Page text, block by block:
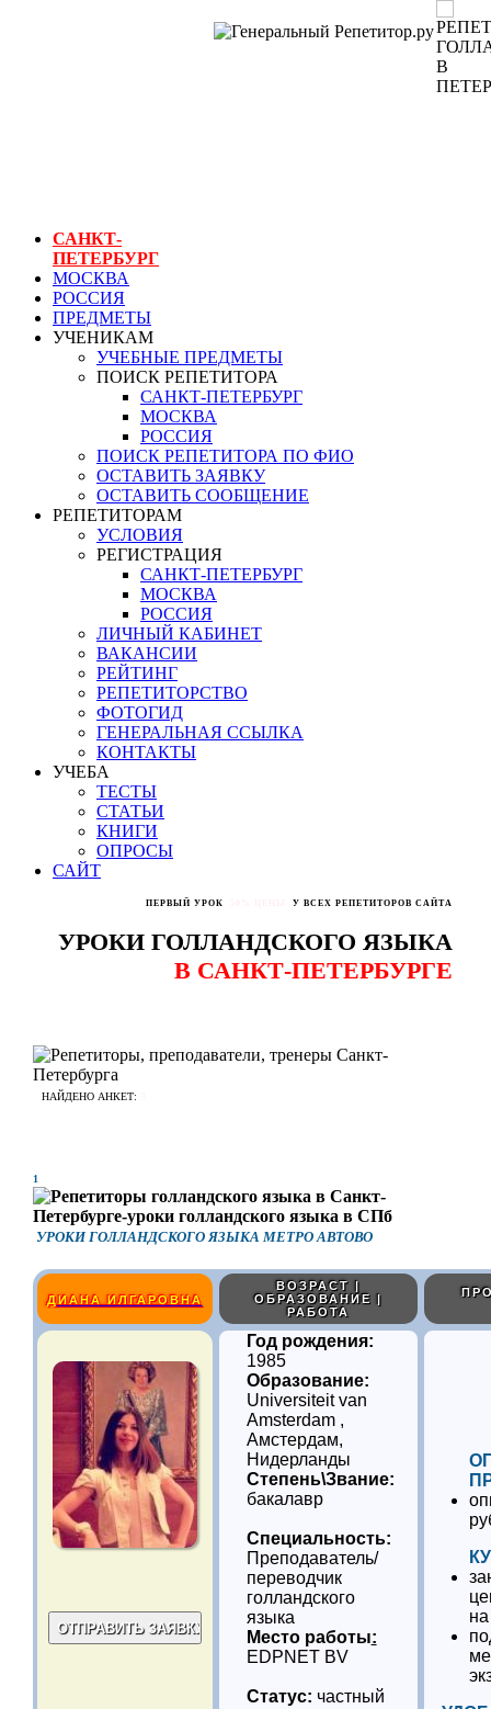
САНКТ-
ПЕТЕРБУРГ
МОСКВА
РОССИЯ
ПРЕДМЕТЫ
УЧЕНИКАМ
УЧЕБНЫЕ ПРЕДМЕТЫ
ПОИСК РЕПЕТИТОРА
САНКТ-ПЕТЕРБУРГ
МОСКВА
РОССИЯ
ПОИСК РЕПЕТИТОРА ПО ФИО
ОСТАВИТЬ ЗАЯВКУ
ОСТАВИТЬ СООБЩЕНИЕ
РЕПЕТИТОРАМ
УСЛОВИЯ
РЕГИСТРАЦИЯ
САНКТ-ПЕТЕРБУРГ
МОСКВА
РОССИЯ
ЛИЧНЫЙ КАБИНЕТ
ВАКАНСИИ
РЕЙТИНГ
РЕПЕТИТОРСТВО
ФОТОГИД
ГЕНЕРАЛЬНАЯ ССЫЛКА
КОНТАКТЫ
УЧЕБА
ТЕСТЫ
СТАТЬИ
КНИГИ
ОПРОСЫ
САЙТ
ПЕРВЫЙ УРОК У ВСЕХ РЕПЕТИТОРОВ САЙТА
УРОКИ ГОЛЛАНДСКОГО ЯЗЫКА
В САНКТ-ПЕТЕРБУРГЕ
НАЙДЕНО АНКЕТ:
1
УРОКИ ГОЛЛАНДСКОГО ЯЗЫКА МЕТРО АВТОВО
ДИАНА ИЛГАРОВНА
ВОЗРАСТ |
ОБРАЗОВАНИЕ |
РАБОТА
Год рождения:
1985
Образование:
Universiteit van
Amsterdam ,
Амстердам,
Нидерланды
Степень\Звание:
бакалавр
Специальность:
Преподаватель/
переводчик
голландского
языка
Место работы:
EDPNET BV
Статус: частный